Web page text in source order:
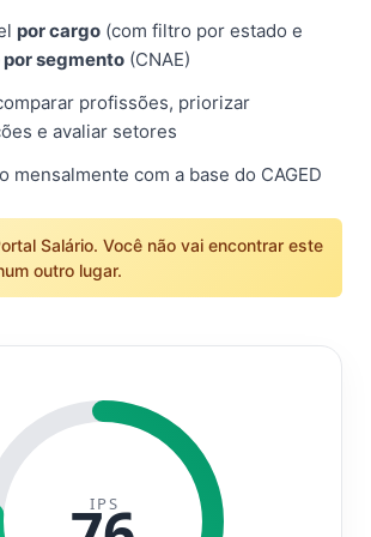
por cargo (com filtro por estado e
por segmento (CNAE)
profissões, priorizar
e avaliar setores
mensalmente com a base do CAGED
Salário. Você não vai encontrar este
outro lugar.
IPS